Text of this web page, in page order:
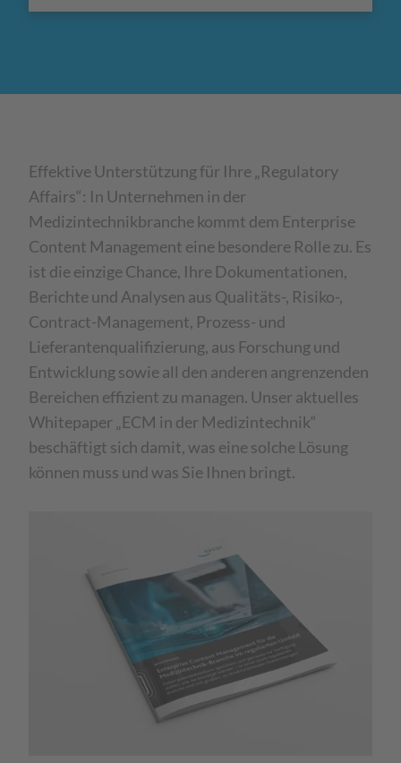
Effektive Unterstützung für Ihre „Regulatory
Affairs“: In Unternehmen in der
Medizintechnikbranche kommt dem Enterprise
Content Management eine besondere Rolle zu. Es
ist die einzige Chance, Ihre Dokumentationen,
Berichte und Analysen aus Qualitäts-, Risiko-,
Contract-Management, Prozess- und
Lieferantenqualifizierung, aus Forschung und
Entwicklung sowie all den anderen angrenzenden
Bereichen effizient zu managen. Unser aktuelles
Whitepaper „ECM in der Medizintechnik“
beschäftigt sich damit, was eine solche Lösung
können muss und was Sie Ihnen bringt.